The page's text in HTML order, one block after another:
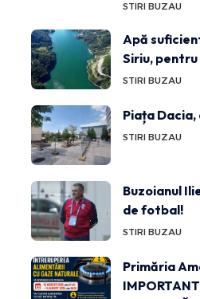
STIRI BUZAU
Apă
Siriu,
STIRI BUZAU
Piața Dacia,
STIRI BUZAU
Buzoianul
de fotbal!
STIRI BUZAU
Primăria